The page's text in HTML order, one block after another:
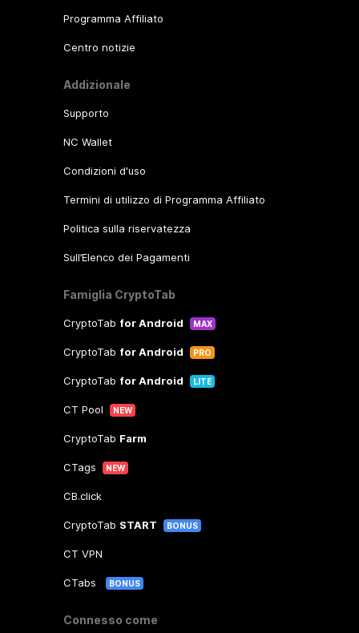
Programma Affiliato
Centro notizie
Addizionale
Supporto
NC Wallet
Condizioni d'uso
Termini di utilizzo di Programma Affiliato
Politica sulla riservatezza
Sull’Elenco dei Pagamenti
Famiglia CryptoTab
CryptoTab for Android MAX
CryptoTab for Android PRO
CryptoTab for Android LITE
CT Pool NEW
CryptoTab Farm
CTags NEW
CB.click
CryptoTab START BONUS
CT VPN
CTabs BONUS
Connesso come